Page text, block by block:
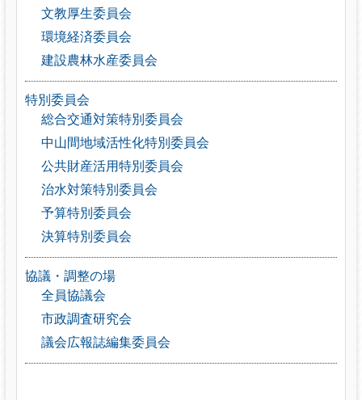
文教厚生委員会
環境経済委員会
建設農林水産委員会
特別委員会
総合交通対策特別委員会
中山間地域活性化特別委員会
公共財産活用特別委員会
治水対策特別委員会
予算特別委員会
決算特別委員会
協議・調整の場
全員協議会
市政調査研究会
議会広報誌編集委員会